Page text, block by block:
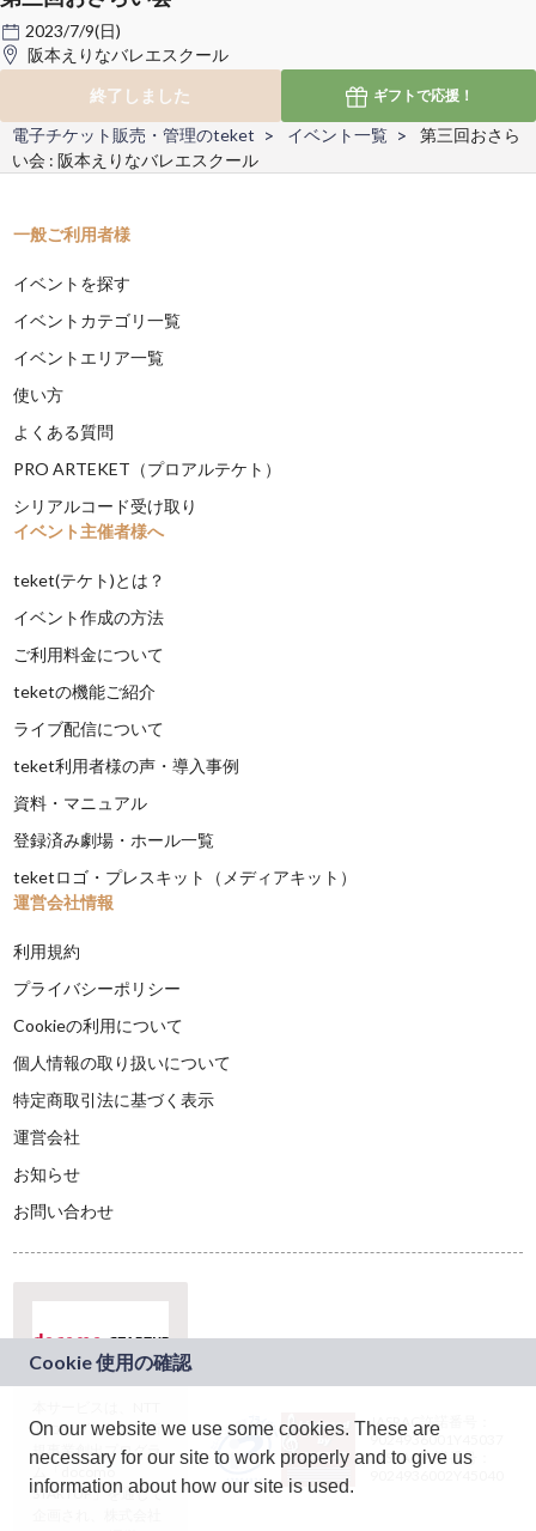
2023/7/9(日)
阪本えりなバレエスクール
終了しました
ギフトで応援！
電子チケット販売・管理のteket イベント一覧
第三回おさら
い会 : 阪本えりなバレエスクール
一般ご利用者様
イベントを探す
イベントカテゴリ一覧
イベントエリア一覧
使い方
よくある質問
PRO ARTEKET（プロアルテケト）
シリアルコード受け取り
イベント主催者様へ
teket(テケト)とは？
イベント作成の方法
ご利用料金について
teketの機能ご紹介
ライブ配信について
teket利用者様の声・導入事例
資料・マニュアル
登録済み劇場・ホール一覧
teketロゴ・プレスキット（メディアキット）
運営会社情報
利用規約
プライバシーポリシー
Cookieの利用について
個人情報の取り扱いについて
特定商取引法に基づく表示
運営会社
お知らせ
お問い合わせ
ドコモグループの新
規事業創出プログラ
ム「docomo
STARTUP」を通じて
JASRAC許諾番号：
9024936001Y45037
JASRAC許諾番号：
On our website we use some cookies. These are
necessary for our site to work properly and to give us
information about how our site is used.